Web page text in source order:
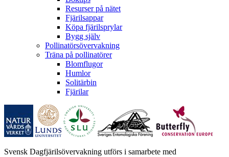
Resurser på nätet
Fjärilsappar
Köpa fjärilsprylar
Bygg själv
Pollinatörsövervakning
Träna på pollinatörer
Blomflugor
Humlor
Solitärbin
Fjärilar
Svensk Dagfjärilsövervakning utförs i samarbete med